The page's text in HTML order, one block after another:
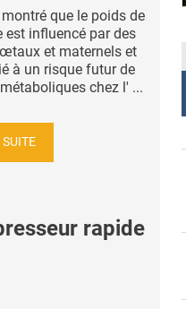
que le poids de
est influencé par des
et maternels et
à un risque futur de
chez l' ...
rapide